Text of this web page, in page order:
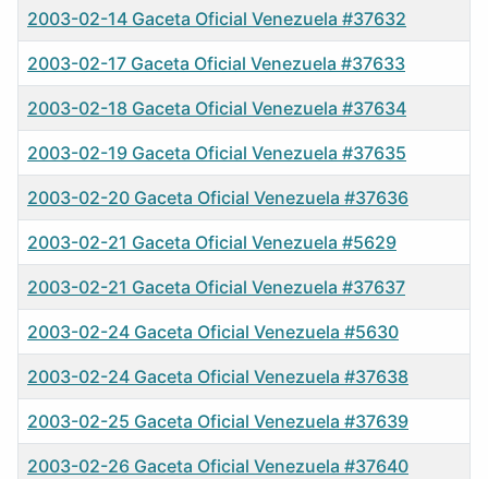
2003-02-14 Gaceta Oficial Venezuela #37632
2003-02-17 Gaceta Oficial Venezuela #37633
2003-02-18 Gaceta Oficial Venezuela #37634
2003-02-19 Gaceta Oficial Venezuela #37635
2003-02-20 Gaceta Oficial Venezuela #37636
2003-02-21 Gaceta Oficial Venezuela #5629
2003-02-21 Gaceta Oficial Venezuela #37637
2003-02-24 Gaceta Oficial Venezuela #5630
2003-02-24 Gaceta Oficial Venezuela #37638
2003-02-25 Gaceta Oficial Venezuela #37639
2003-02-26 Gaceta Oficial Venezuela #37640